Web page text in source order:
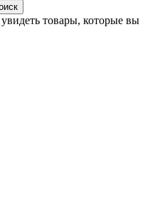
товары, которые вы